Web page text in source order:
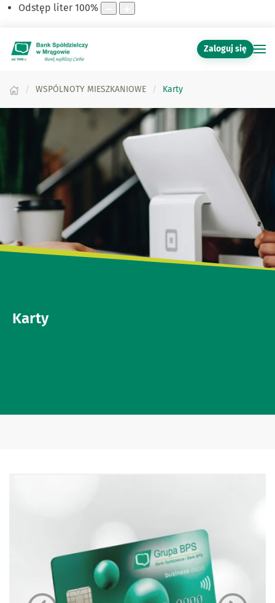
Odstęp liter 100%
Zaloguj się
WSPÓLNOTY MIESZKANIOWE Karty
Karty